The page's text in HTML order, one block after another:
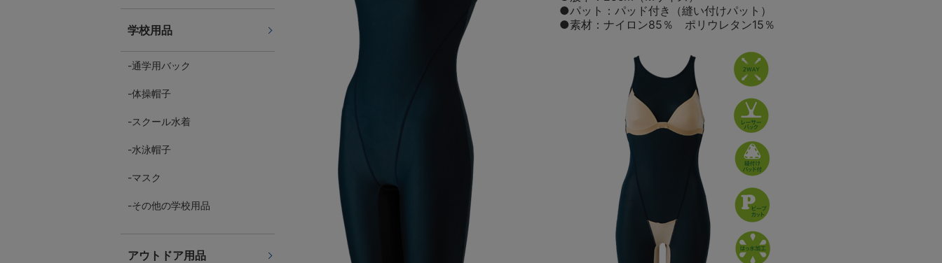
●パット：パッド付き（縫い付けパット）
●素材：ナイロン85％ ポリウレタン15％
学校用品
通学用バック
体操帽子
スクール水着
水泳帽子
マスク
その他の学校用品
アウトドア用品